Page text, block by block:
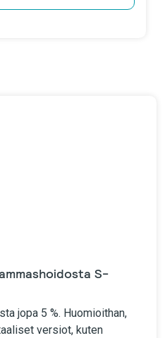
S-
jopa 5 %. Huomioithan,
versiot, kuten